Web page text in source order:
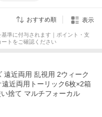
おすすめ順 表示
基準に付与されます｜ポイント・支
トをご確認ください
遠近両用 乱視用 2ウィーク
遠近両用トーリック6枚×2箱
週間使い捨て マルチフォーカル